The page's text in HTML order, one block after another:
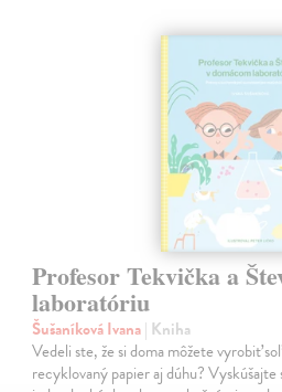
Profesor Tekvička a
laboratóriu
Šušaníková Ivana| Kniha
Vedeli ste, že si doma môžete vyrobiť
recyklovaný papier aj dúhu?